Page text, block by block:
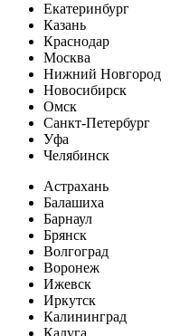
Екатеринбург
Казань
Краснодар
Москва
Нижний Новгород
Новосибирск
Омск
Санкт-Петербург
Уфа
Челябинск
Астрахань
Балашиха
Барнаул
Брянск
Волгоград
Воронеж
Ижевск
Иркутск
Калининград
Калуга